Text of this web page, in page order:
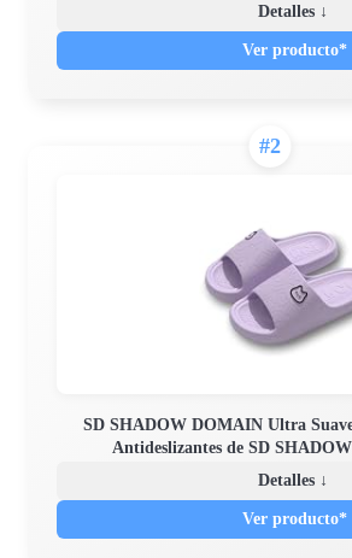
Detalles ↓
Ver producto*
#2
SD SHADOW DOMAIN Ultra
Antideslizantes de SD
Detalles ↓
Ver producto*